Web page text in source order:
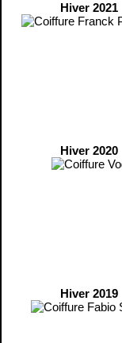
Hiver 2021
Hiver 2020
Hiver 2019